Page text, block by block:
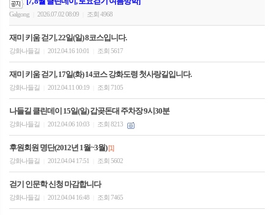
Galgong 2026.07.02 08:09 조회 4968
재미 키움 걷기, 22일(일) 8코스입니다.
강화나들길 2012.04.16 10:01 조회 5617
재미 키움 걷기, 17일(화) 14코스 강화도령 첫사랑길입니다.
강화나들길 2012.04.11 00:19 조회 7105
나들길 클린데이 15일(일) 갑곶돈대 주차장 9시30분
강화나들길 2012.04.06 10:03 조회 8213
후원회원 명단(2012년 1월~3월)[1]
강화나들길
2012.04.04 17:51 조회 5602
걷기 인문학 신청 마감합니다
강화나들길 2012.04.04 16:48 조회 7465